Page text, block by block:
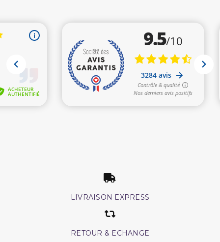
LIVRAISON EXPRESS
RETOUR & ECHANGE